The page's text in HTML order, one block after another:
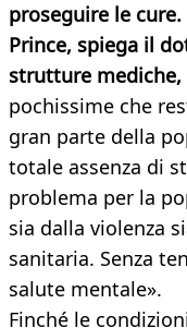
proseguire le
Prince, spiega il
strutture
pochissime che
gran parte della
totale assenza di
problema per la
sia dalla violenza
sanitaria. Senza
salute mentale».
Finché le